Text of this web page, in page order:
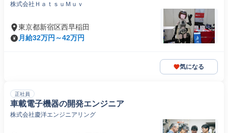
株式会社ＨａｔｓｕＭｕｖ
東京都新宿区西早稲田
月給32万円～42万円
気になる
正社員
車載電子機器の開発エンジニア
株式会社慶洋エンジニアリング